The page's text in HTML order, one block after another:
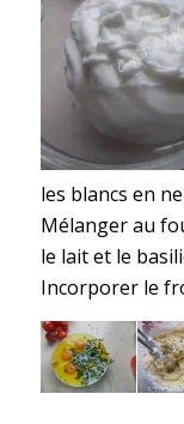
les blancs en
Mélanger au
le lait et le
Incorporer le